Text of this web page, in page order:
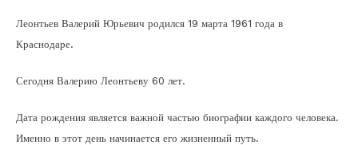
Леонтьев Валерий Юрьевич родился 19 марта 1961 года в
Краснодаре.
Сегодня Валерию Леонтьеву 60 лет.
Дата рождения является важной частью биографии каждого человека.
Именно в этот день начинается его жизненный путь.